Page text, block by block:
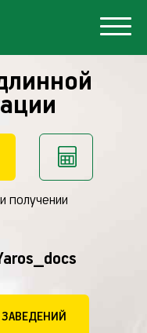
получении